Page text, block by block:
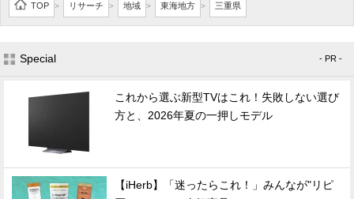
TOP > リサーチ > 地域 > 東海地方 > 三重県
Special - PR -
これから選ぶ新型TVはこれ！失敗しない選び
方と、2026年夏の一押しモデル
【iHerb】「迷ったらこれ！」みんなが"リピ